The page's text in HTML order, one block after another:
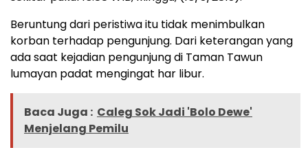
Beruntung dari peristiwa itu tidak menimbulkan
korban terhadap pengunjung. Dari keterangan yang
ada saat kejadian pengunjung di Taman Tawun
lumayan padat mengingat har libur.
Baca Juga : Caleg Sok Jadi 'Bolo Dewe'
Menjelang Pemilu